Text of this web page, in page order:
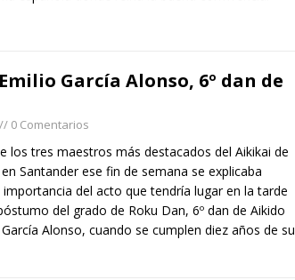
García Alonso, 6º dan de
// 0 Comentarios
los tres maestros más destacados del Aikikai de
Santander ese fin de semana se explicaba
del acto que tendría lugar en la tarde
del grado de Roku Dan, 6º dan de Aikido
Alonso, cuando se cumplen diez años de su